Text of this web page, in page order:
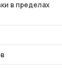
в пределах